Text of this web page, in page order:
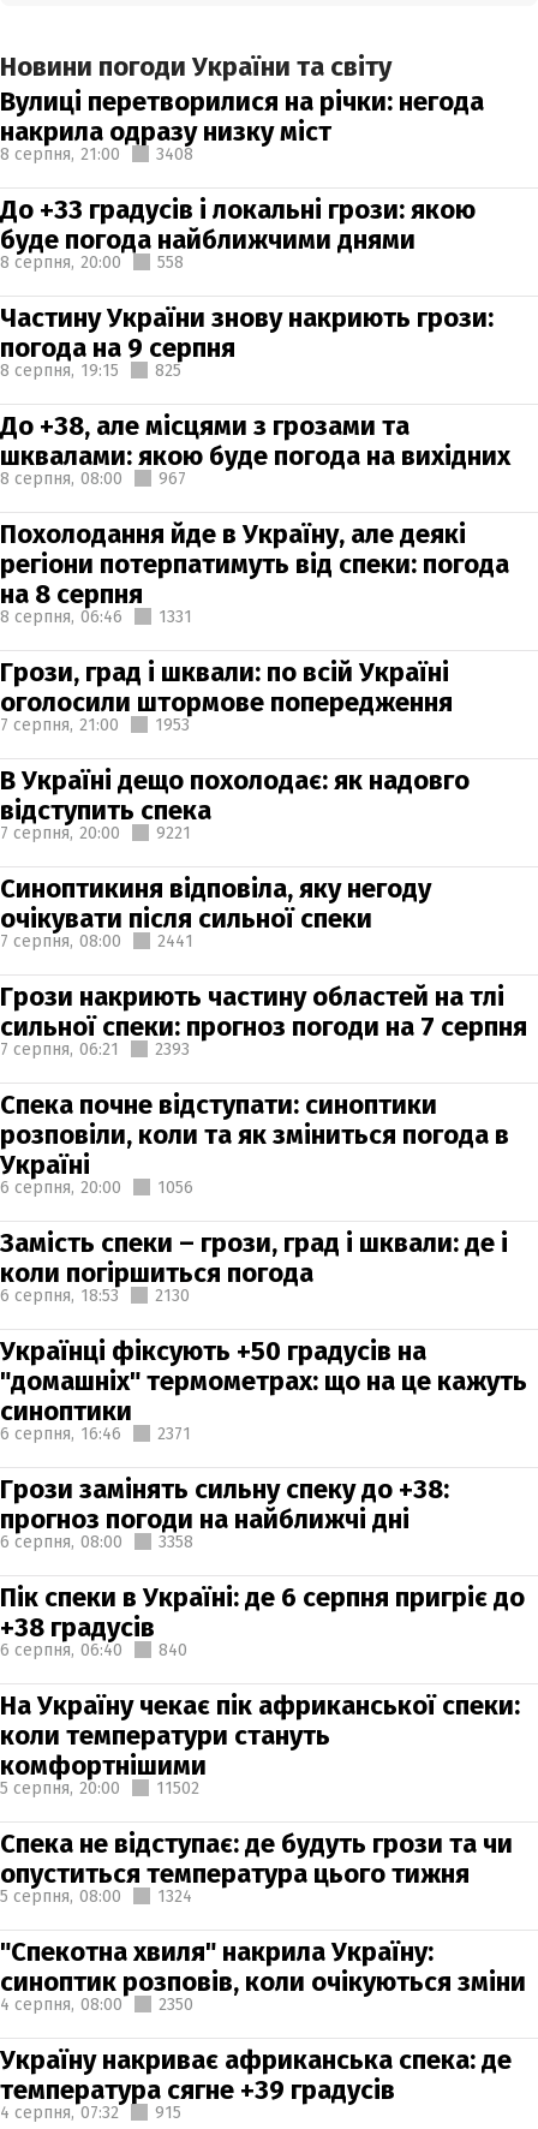
Новини погоди України та світу
Вулиці перетворилися на річки: негода
накрила одразу низку міст
8 серпня, 21:00 3408
До +33 градусів і локальні грози: якою
буде погода найближчими днями
8 серпня, 20:00 558
Частину України знову накриють грози:
погода на 9 серпня
8 серпня, 19:15 825
До +38, але місцями з грозами та
шквалами: якою буде погода на вихідних
8 серпня, 08:00 967
Похолодання йде в Україну, але деякі
регіони потерпатимуть від спеки: погода
на 8 серпня
8 серпня, 06:46 1331
Грози, град і шквали: по всій Україні
оголосили штормове попередження
7 серпня, 21:00 1953
В Україні дещо похолодає: як надовго
відступить спека
7 серпня, 20:00 9221
Синоптикиня відповіла, яку негоду
очікувати після сильної спеки
7 серпня, 08:00 2441
Грози накриють частину областей на тлі
сильної спеки: прогноз погоди на 7 серпня
7 серпня, 06:21 2393
Спека почне відступати: синоптики
розповіли, коли та як зміниться погода в
Україні
6 серпня, 20:00 1056
Замість спеки – грози, град і шквали: де і
коли погіршиться погода
6 серпня, 18:53 2130
Українці фіксують +50 градусів на
"домашніх" термометрах: що на це кажуть
синоптики
6 серпня, 16:46 2371
Грози замінять сильну спеку до +38:
прогноз погоди на найближчі дні
6 серпня, 08:00 3358
Пік спеки в Україні: де 6 серпня пригріє до
+38 градусів
6 серпня, 06:40 840
На Україну чекає пік африканської спеки:
коли температури стануть
комфортнішими
5 серпня, 20:00 11502
Спека не відступає: де будуть грози та чи
опуститься температура цього тижня
5 серпня, 08:00 1324
"Спекотна хвиля" накрила Україну:
синоптик розповів, коли очікуються зміни
4 серпня, 08:00 2350
Україну накриває африканська спека: де
температура сягне +39 градусів
4 серпня, 07:32 915